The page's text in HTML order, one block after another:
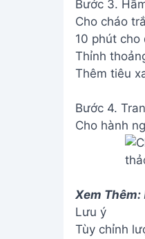
Bước 3.
Cho cháo
10 phút cho
Thỉnh
Thêm tiêu
Bước 4.
Cho hành
Xem Thêm:
Lưu ý
Tùy chỉnh